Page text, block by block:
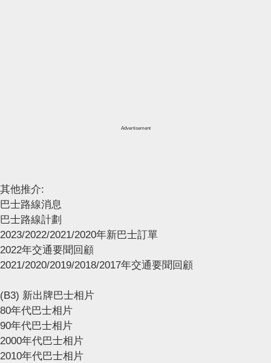
Advertisement
其他推介:
巴士路線消息
巴士路線計劃
2023/2022/2021/2020年新巴士訂單
2022年交通要聞回顧
2021/2020/2019/2018/2017年交通要聞回顧
(B3) 新出牌巴士相片
80年代巴士相片
90年代巴士相片
2000年代巴士相片
2010年代巴士相片